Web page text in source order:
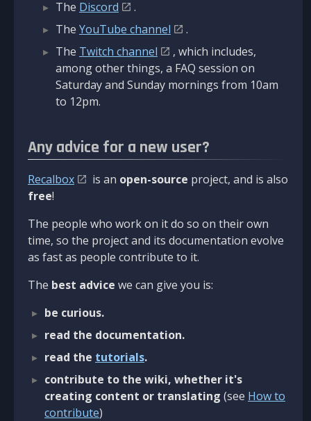
The Discord
.
The YouTube channel
.
The Twitch channel
, which includes,
among other things, a FAQ session on
Saturday and Sunday mornings from 10am
to 12pm.
Any advice for a new user?
Recalbox is an open-source project, and is also
free!
The people who work on it do so on their own
time, so the project and its documentation evolve
as fast as people contribute to it.
The best advice we can give you is:
be curious.
read the documentation.
read the tutorials.
contribute to the wiki, whether it's
creating content or translating (see How to
contribute)